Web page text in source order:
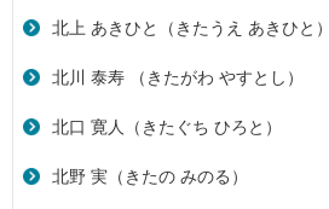
北上 あきひと（きたうえ あきひと）
北川 泰寿 （きたがわ やすとし）
北口 寛人（きたぐち ひろと）
北野 実（きたの みのる）